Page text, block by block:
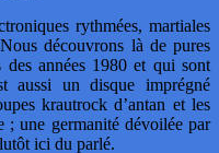
rythmées, martiales
découvrons là de pures
des années 1980 et qui sont
aussi un disque imprégné
krautrock d’antan et les
; une germanité dévoilée par
ici du parlé.